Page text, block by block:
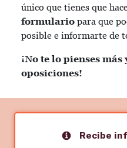
único que tienes que
formulario para que
posible e informarte de
¡No te lo pienses más
oposiciones!
Recibe